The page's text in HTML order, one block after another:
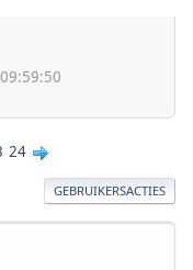
24
GEBRUIKERSACTIES